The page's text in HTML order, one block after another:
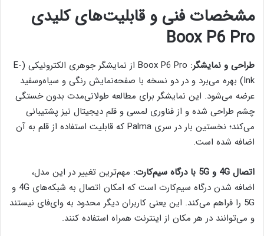
مشخصات فنی و قابلیت‌های کلیدی
Boox P6 Pro
طراحی و نمایشگر
: Boox P6 Pro از نمایشگر جوهری الکترونیکی (E-
Ink) بهره می‌برد و در دو نسخه با صفحه‌نمایش رنگی و سیاه‌وسفید
عرضه می‌شود. این نمایشگر برای مطالعه طولانی‌مدت بدون خستگی
چشم طراحی شده و از فناوری لمسی و قلم دیجیتال نیز پشتیبانی
می‌کند؛ نخستین بار در سری Palma که قابلیت استفاده از قلم به آن
اضافه شده است.
اتصال 4G و 5G با درگاه سیم‌کارت
: مهم‌ترین تغییر در این مدل،
اضافه شدن درگاه سیم‌کارت است که امکان اتصال به شبکه‌های 4G و
5G را فراهم می‌کند. این یعنی کاربران دیگر محدود به وای‌فای نیستند
و می‌توانند در هر مکان از اینترنت همراه استفاده کنند.